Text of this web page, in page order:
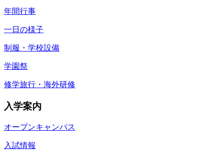
年間行事
一日の様子
制服・学校設備
学園祭
修学旅行・海外研修
入学案内
オープンキャンパス
入試情報